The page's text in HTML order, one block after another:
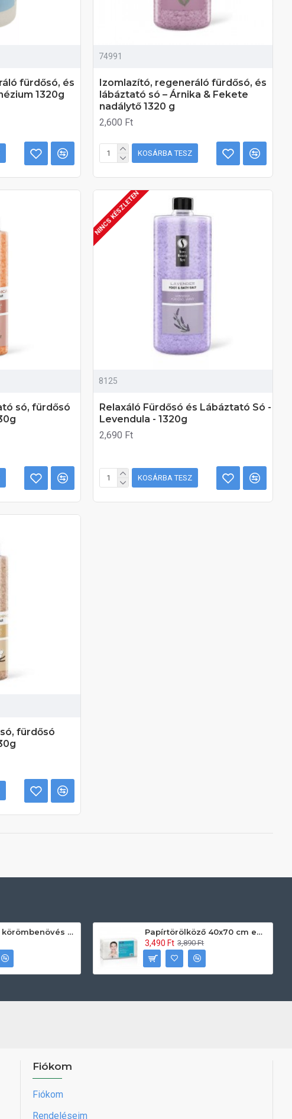
fürdősó, és
1320g
74991
Izomlazító, regeneráló fürdősó, és
lábáztató só – Árnika & Fekete
nadálytő 1320 g
2,600 Ft
KOSÁRBA TESZ
só, fürdősó
NINCS KÉSZLETEN
8125
Relaxáló Fürdősó és Lábáztató Só -
Levendula - 1320g
2,690 Ft
KOSÁRBA TESZ
fürdősó
Prontoman körömbenövés kezelő gél tamponáláshoz 20 ml
Papírtörölköző 40x70 cm egyszerhasználatos 60db/csomag
3,490 Ft 3,890 Ft
Fiókom
Fiókom
Rendeléseim